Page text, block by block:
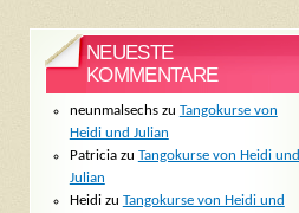
NEUESTE
KOMMENTARE
neunmalsechszu Tangokurse von
Heidi und Julian
Patriciazu Tangokurse von Heidi und
Julian
Heidizu Tangokurse von Heidi und